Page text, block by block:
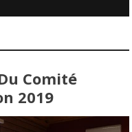
Comité
2019